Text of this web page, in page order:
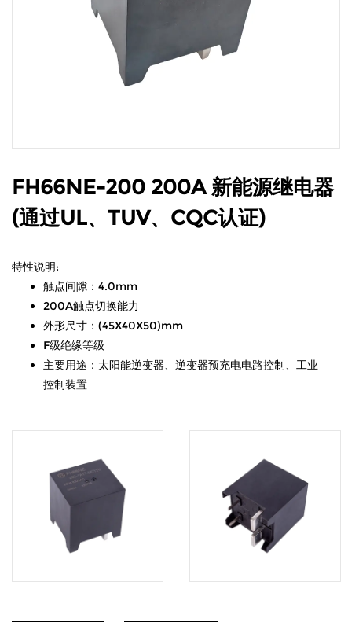
FH66NE-200 200A 新能源继电器
(通过UL、TUV、CQC认证)
特性说明:
触点间隙：4.0mm
200A触点切换能力
外形尺寸：(45X40X50)mm
F级绝缘等级
主要用途：太阳能逆变器、逆变器预充电电路控制、工业
控制装置